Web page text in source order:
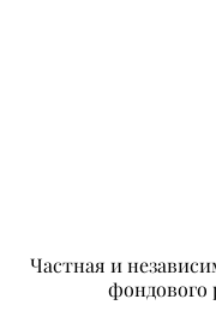
Частная и
фондового